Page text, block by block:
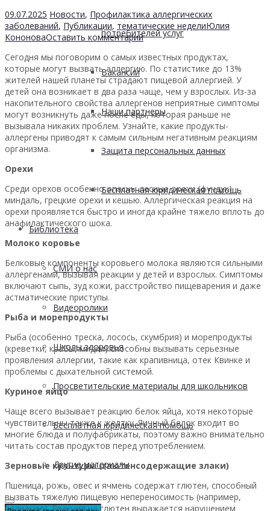
потребителей услуг
Вакансии
Наши партнеры
Защита персональных данных
Бесплатная юридическая помощь
Библиотека
СМИ о нас
Видеоролики
Школы здоровья
Просветительские материалы для школьников
Бесплатная юридическая помощь
Другие материалы
09.07.2025 Новости, Профилактика аллергических
заболеваний, Публикации, тематические неделиЮлия
КононоваОставить комментарий
Сегодня мы поговорим о самых известных продуктах,
которые могут вызвать аллергию. По статистике до 13%
жителей нашей планеты страдают пищевой аллергией. У
детей она возникает в два раза чаще, чем у взрослых. Из-за
накопительного свойства аллергенов неприятные симптомы
могут возникнуть даже после еды, которая раньше не
вызывала никаких проблем. Узнайте, какие продукты-
аллергены приводят к самым сильным негативным реакциям
организма.
Орехи
Среди орехов особенно опасны лесные орехи (фундук),
миндаль, грецкие орехи и кешью. Аллергическая реакция на
орехи проявляется быстро и иногда крайне тяжело вплоть до
анафилактического шока.
Молоко коровье
Белковые компоненты коровьего молока являются сильными
аллергенами, вызывая реакции у детей и взрослых. Симптомы
включают сыпь, зуд кожи, расстройство пищеварения и даже
астматические приступы.
Рыба и морепродукты
Рыба (особенно треска, лосось, скумбрия) и морепродукты
(креветки, крабы, мидии) способны вызывать серьезные
проявления аллергии, такие как крапивница, отек Квинке и
проблемы с дыхательной системой.
Куриное яйцо
Чаще всего вызывает реакцию белок яйца, хотя некоторые
чувствительны также к желтку. Яичный белок входит во
многие блюда и полуфабрикаты, поэтому важно внимательно
читать состав продуктов перед употреблением.
Зерновые культуры (глютенсодержащие злаки)
Пшеница, рожь, овес и ячмень содержат глютен, способный
вызвать тяжелую пищевую непереносимость (например,
целиакию). Реакция на глютен выражается нарушением